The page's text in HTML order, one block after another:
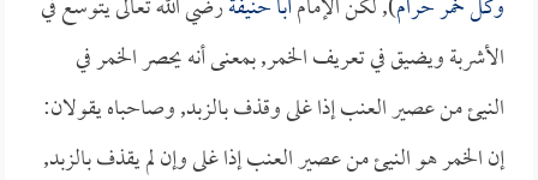
الأشربة ويضيق في تعريف الخمر, بمعنى أنه يحصر الخمر في
النيئ من عصير العنب إذا غلى وقذف بالزبد, وصاحباه يقولان:
إن الخمر هو النيئ من عصير العنب إذا غلى وإن لم يقذف بالزبد,